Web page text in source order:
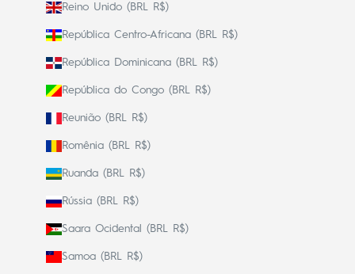
Reino Unido (BRL R$)
República Centro-Africana (BRL R$)
República Dominicana (BRL R$)
República do Congo (BRL R$)
Reunião (BRL R$)
Romênia (BRL R$)
Ruanda (BRL R$)
Rússia (BRL R$)
Saara Ocidental (BRL R$)
Samoa (BRL R$)